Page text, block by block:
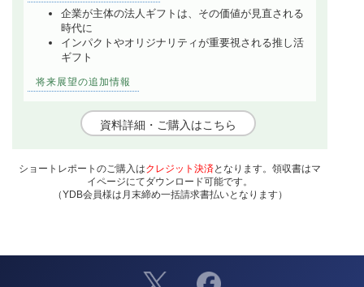
企業が主体の法人ギフトは、その価値が見直される
時代に
インパクトやオリジナリティが重要視される推し活
ギフト
将来展望の追加情報
資料詳細・ご購入はこちら
ショートレポートのご購入はクレジット決済となります。領収書はマ
イページにてダウンロード可能です。
（YDB会員様は月末締め一括請求書払いとなります）